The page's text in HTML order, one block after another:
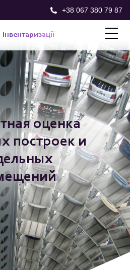
+38 067 380 79 87
Інвентаризації
оценка
построек и